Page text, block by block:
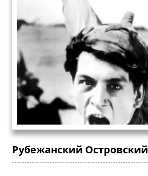
Рубежанский Островский